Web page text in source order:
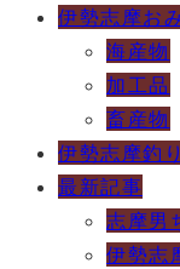
伊勢志摩お
海産物
加工品
畜産物
伊勢志摩釣
最新記事
志摩男
伊勢志